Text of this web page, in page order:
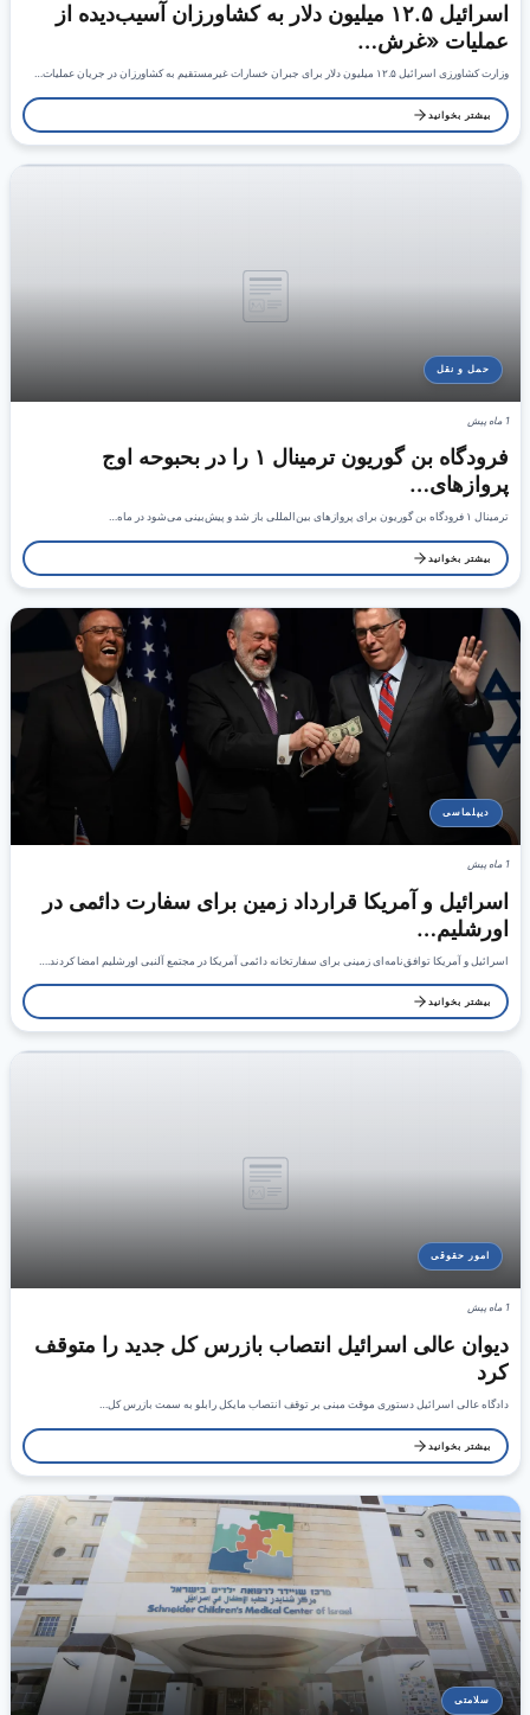
اسرائیل ۱۲.۵ میلیون دلار به کشاورزان آسیب‌دیده از
عملیات «غرش…
وزارت کشاورزی اسرائیل ۱۲.۵ میلیون دلار برای جبران خسارات غیرمستقیم به کشاورزان در جریان عملیات…
بیشتر بخوانید
حمل و نقل
1 ماه پیش
فرودگاه بن گوریون ترمینال ۱ را در بحبوحه اوج
پروازهای…
ترمینال ۱ فرودگاه بن گوریون برای پروازهای بین‌المللی باز شد و پیش‌بینی می‌شود در ماه…
بیشتر بخوانید
دیپلماسی
1 ماه پیش
اسرائیل و آمریکا قرارداد زمین برای سفارت دائمی در
اورشلیم…
اسرائیل و آمریکا توافق‌نامه‌ای زمینی برای سفارتخانه دائمی آمریکا در مجتمع آلنبی اورشلیم امضا کردند.…
بیشتر بخوانید
امور حقوقی
1 ماه پیش
دیوان عالی اسرائیل انتصاب بازرس کل جدید را متوقف
کرد
دادگاه عالی اسرائیل دستوری موقت مبنی بر توقف انتصاب مایکل رابلو به سمت بازرس کل…
بیشتر بخوانید
سلامتی